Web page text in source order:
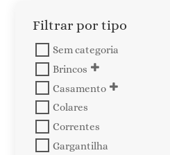
Filtrar por tipo
Sem categoria
Brincos
Casamento
Colares
Correntes
Gargantilha